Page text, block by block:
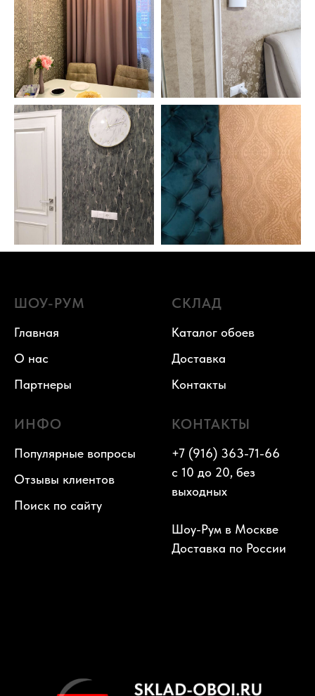
ШОУ-РУМ
Главная
О нас
Партнеры
СКЛАД
Каталог обоев
Доставка
Контакты
ИНФО
Популярные вопросы
Отзывы клиентов
Поиск по сайту
КОНТАКТЫ
+7 (916) 363-71-66
с 10 до 20, без
выходных
Шоу-Рум в Москве
Доставка по России